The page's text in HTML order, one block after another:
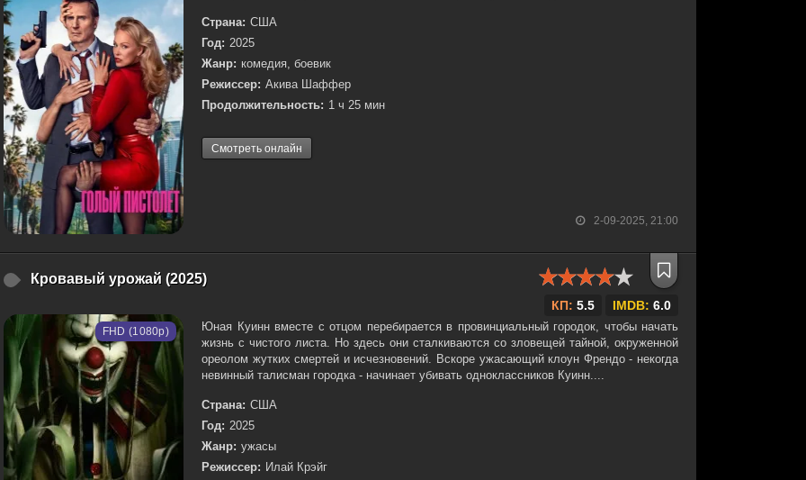
2-09-2025, 21:00
Страна: США
Год: 2025
Жанр: комедия, боевик
Режиссер: Акива Шаффер
Продолжительность: 1 ч 25 мин
Смотреть онлайн
Кровавый урожай (2025)
КП: 5.5 IMDB: 6.0
FHD (1080p)
Юная Куинн вместе с отцом перебирается в провинциальный городок, чтобы начать
жизнь с чистого листа. Но здесь они сталкиваются со зловещей тайной, окруженной
ореолом жутких смертей и исчезновений. Вскоре ужасающий клоун Френдо - некогда
невинный талисман городка - начинает убивать одноклассников Куинн....
Страна: США
Год: 2025
Жанр: ужасы
Режиссер: Илай Крэйг